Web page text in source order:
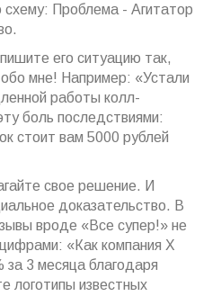
схему: Проблема - Агитатор
его ситуацию так,
мне! Например: «Устали
работы колл-
боль последствиями:
стоит вам 5000 рублей
свое решение. И
доказательство. В
вроде «Все супер!» не
«Как компания X
за 3 месяца благодаря
логотипы известных